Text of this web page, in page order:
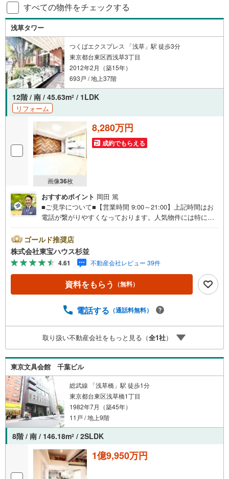
すべての物件をチェックする
浅草タワー
つくばエクスプレス 「浅草」駅 徒歩3分
東京都台東区西浅草3丁目
2012年2月（築15年）
693戸 / 地上37階
12階 / 南 / 45.63m2 / 1LDK
リフォーム
画像36枚
8,280万円
成約でもらえる
おすすめポイント 岡田 篤
■ご見学について■【営業時間 9:00～21:00】上記時間はお
電話が繋がりやすくなっております。人気物件には特に問
「室内・現地を見学する」ボタンよりご予約いただくとご
見学がスムーズです。■ご予約に際して■日時のご希望をお
伝えくださいませ。（もちろん当日でも対応可能です。）
事前に鍵等の手配や内覧（居住中物件）の手配が必要な場
合がございますのでご容赦ください。■ミラカレCLUB■弊
社で売買されたお客様は、ミラカレCLUBに加入可能です。
オンラインでやりとりができます。■FPによるファイナン
プランナーが住宅ローン、保険・税金、資産運用、相続な
どの対策をアドバイス可能です。契約前、契約後、お好き
なタイミングがご利用可能です。■税理士による無料確定申
告セミナー■住まいをご購入になったお客様に対して、住宅
ローン控除の申告方法をご案内する無料セミナーを開催し
ています。
ゴールド推奨店
株式会社東宝ハウス杉並
4.61 不動産会社レビュー 39件
資料をもらう （無料）
電話する （通話料無料）
取り扱い不動産会社をもっと見る（全1社）
東京文具会館 千葉ビル
総武線 「浅草橋」駅 徒歩1分
東京都台東区浅草橋1丁目
1982年7月（築45年）
11戸 / 地上9階
8階 / 南 / 146.18m2 / 2SLDK
1億9,950万円